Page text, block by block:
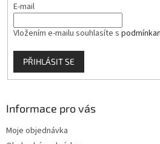
E-mail
Vložením e-mailu souhlasíte s
PŘIHLÁSIT SE
Informace pro vás
Moje objednávka